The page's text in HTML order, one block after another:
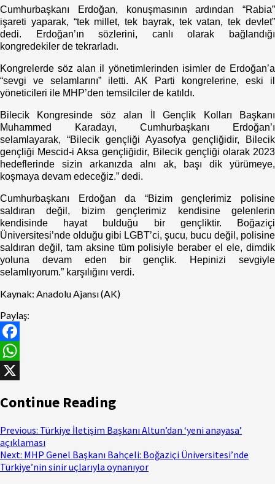
Cumhurbaşkanı Erdoğan, konuşmasının ardından “Rabia”
işareti yaparak, “tek millet, tek bayrak, tek vatan, tek devlet”
dedi. Erdoğan’ın sözlerini, canlı olarak bağlandığı
kongredekiler de tekrarladı.
Kongrelerde söz alan il yönetimlerinden isimler de Erdoğan’a
“sevgi ve selamlarını” iletti. AK Parti kongrelerine, eski il
yöneticileri ile MHP’den temsilciler de katıldı.
Bilecik Kongresinde söz alan İl Gençlik Kolları Başkanı
Muhammed Karadayı, Cumhurbaşkanı Erdoğan’ı
selamlayarak, “Bilecik gençliği Ayasofya gençliğidir, Bilecik
gençliği Mescid-i Aksa gençliğidir, Bilecik gençliği olarak 2023
hedeflerinde sizin arkanızda alnı ak, başı dik yürümeye,
koşmaya devam edeceğiz.” dedi.
Cumhurbaşkanı Erdoğan da “Bizim gençlerimiz polisine
saldıran değil, bizim gençlerimiz kendisine gelenlerin
kendisinde hayat bulduğu bir gençliktir. Boğaziçi
Üniversitesi’nde olduğu gibi LGBT’ci, şucu, bucu değil, polisine
saldıran değil, tam aksine tüm polisiyle beraber el ele, dimdik
yoluna devam eden bir gençlik. Hepinizi sevgiyle
selamlıyorum.” karşılığını verdi.
Kaynak: Anadolu Ajansı (AK)
Paylaş:
Facebook
WhatsApp
Continue Reading
Previous: Türkiye İletişim Başkanı Altun’dan ‘yeni anayasa’
açıklaması
Next: MHP Genel Başkanı Bahçeli: Boğaziçi Üniversitesi’nde
Türkiye’nin sinir uçlarıyla oynanıyor